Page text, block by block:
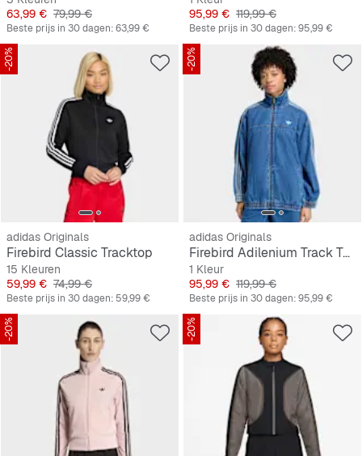
Prijs
63,99 € Originele Prijs
79,99 €
Beste prijs in 30 dagen:63,99 €
Prijs
95,99 € Originele Prijs
119,99 €
Beste prijs in 30 dagen:95,99 €
-20%
adidas Originals
Firebird Classic Tracktop
15 Kleuren
Prijs
59,99 € Originele Prijs
74,99 €
Beste prijs in 30 dagen: 59,99 €
-20%
adidas Originals
Firebird Adilenium Track Top
1 Kleur
Prijs
95,99 € Originele Prijs
119,99 €
Beste prijs in 30 dagen:95,99 €
-20% -20%